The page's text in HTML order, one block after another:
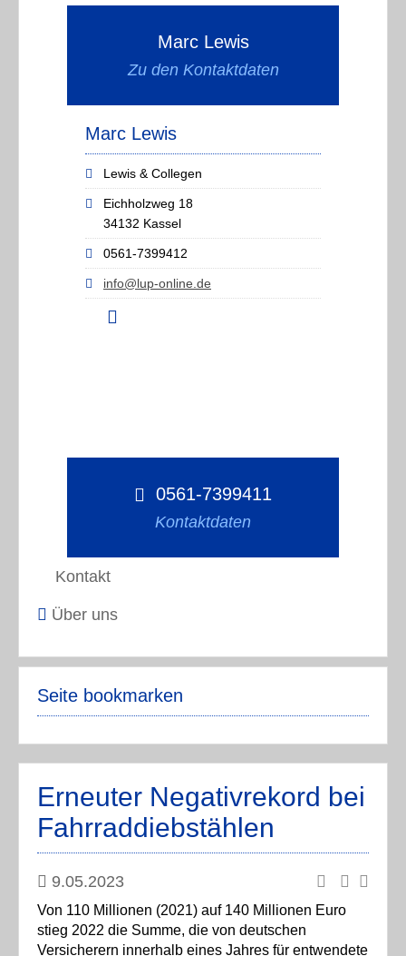
Marc Lewis
Zu den Kontaktdaten
Marc Lewis
Lewis & Collegen
Eichholzweg 18
34132 Kassel
0561-7399412
info@lup-online.de
0561-7399411
Kontaktdaten
Kontakt
Über uns
Seite bookmarken
Erneuter Negativrekord bei
Fahrraddiebstählen
9.05.2023
Von 110 Millionen (2021) auf 140 Millionen Euro
stieg 2022 die Summe, die von deutschen
Versicherern innerhalb eines Jahres für entwendete